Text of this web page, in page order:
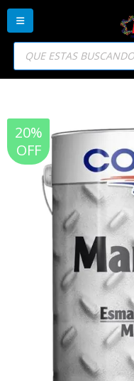
Búsqueda
productos
20%
OFF